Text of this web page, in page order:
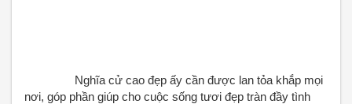
nơi, góp phần giúp cho cuộc sống tươi đẹp tràn đầy tình